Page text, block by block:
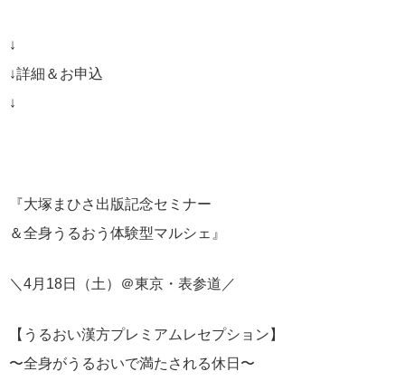
↓
↓詳細＆お申込
↓
『大塚まひさ出版記念セミナー
＆全身うるおう体験型マルシェ』
＼4月18日（土）＠東京・表参道／
【うるおい漢方プレミアムレセプション】
〜全身がうるおいで満たされる休日〜